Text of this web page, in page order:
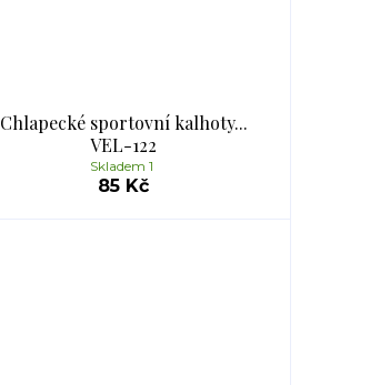
Chlapecké sportovní kalhoty...
VEL-122
85 Kč
Skladem 1